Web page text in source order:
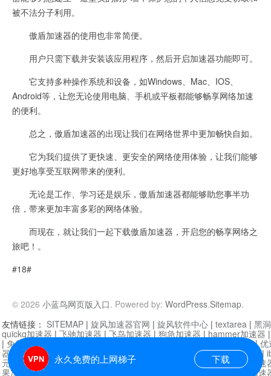
被不法分子利用。
傲盾加速器的使用也非常简便。
用户只需下载并安装该应用程序，然后开启加速器功能即可。
它支持多种操作系统和设备，如Windows、Mac、IOS、
Android等，让您无论使用电脑、手机或平板都能够畅享网络加速
的便利。
总之，傲盾加速器的出现让我们在网络世界中更加畅快自如。
它为我们提供了更快速、更安全的网络使用体验，让我们能够
更好地享受互联网带来的便利。
无论是工作、学习还是娱乐，傲盾加速器都能够助您事半功
倍，带来更加丰富多彩的网络体验。
而现在，就让我们一起下载傲盾加速器，开启您的畅享网络之
旅吧！。
#18#
© 2026 小蓝鸟网页版入口. Powered by: WordPress.Sitemap.
永久免费的上网梯子 下载
友情链接： SITEMAP | 旋风加速器官网 | 旋风软件中心 | textarea | 黑
quickq加速器 | 飞驰加速器 | 飞鸟加速器 | 狗急加速器 | hammer加速器
| 免费vqn加速外网 迷雾通|优
器| 快柠檬加速器 |黑洞加速 |falemon 快橙加速器|anycast加速器 |
元机场加速器 |一元机场|老王加速器 | 白石山|
小牛加速
果加速器|黑洞加速 芒果加速